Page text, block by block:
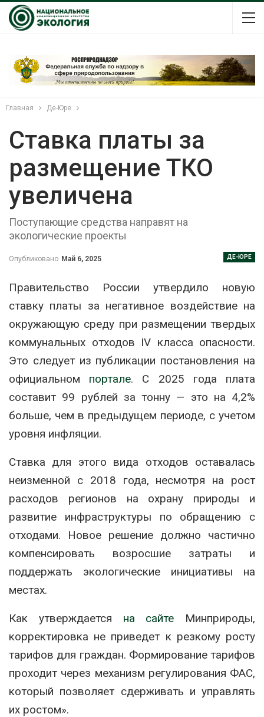
Главная Де-Юре
Ставка платы за
размещение ТКО
увеличена
Поступающие средства направят на
экологические проекты
ДЕ-ЮРЕ
Опубликовано Май 6, 2025
Правительство России утвердило новую
ставку платы за негативное воздействие на
окружающую среду при размещении твердых
коммунальных отходов IV класса опасности.
Это следует из публикации постановления на
официальном портале. С 2025 года плата
составит 99 рублей за тонну — это на 4,2%
больше, чем в предыдущем периоде, с учетом
уровня инфляции.
Ставка для этого вида отходов оставалась
неизменной с 2018 года, несмотря на рост
расходов регионов на охрану природы и
развитие инфраструктуры по обращению с
отходами. Новое решение должно частично
компенсировать возросшие затраты и
поддержать экологические инициативы на
местах.
Как утверждается на сайте Минприроды,
корректировка не приведет к резкому росту
тарифов для граждан. Формирование тарифов
проходит через механизм регулирования ФАС,
который позволяет сдерживать и управлять
их ростом».